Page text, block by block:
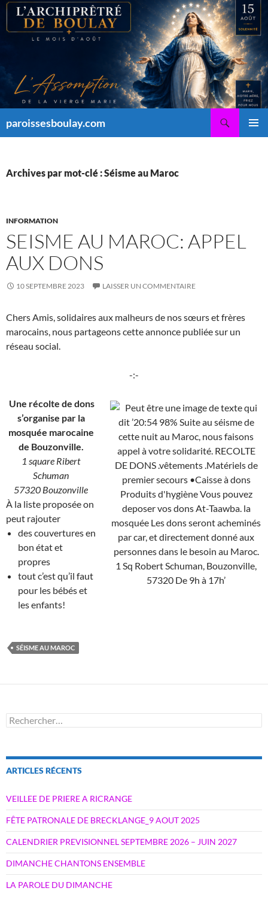
Aller
contenu
paroissesboulay.com
Archives par mot-clé : Séisme au Maroc
INFORMATION
SEISME AU MAROC: APPEL
AUX DONS
10 SEPTEMBRE 2023 LAISSER UN COMMENTAIRE
Chers Amis, solidaires aux malheurs de nos sœurs et frères
marocains, nous partageons cette annonce publiée sur un
réseau social.
-:-
Une récolte de dons
s’organise par la
mosquée marocaine
de Bouzonville.
1 square Ribert
Schuman
57320 Bouzonville
À la liste proposée on
peut rajouter
des couvertures en
bon état et
propres
tout c’est qu’il faut
pour les bébés et
les enfants!
SÉISME AU MAROC
Rechercher :
ARTICLES RÉCENTS
VEILLEE DE PRIERE A RICRANGE
FÊTE PATRONALE DE BRECKLANGE_9 AOUT 2025
CALENDRIER PREVISIONNEL SEPTEMBRE 2026 – JUIN 2027
DIMANCHE CHANTONS ENSEMBLE
LA PAROLE DU DIMANCHE